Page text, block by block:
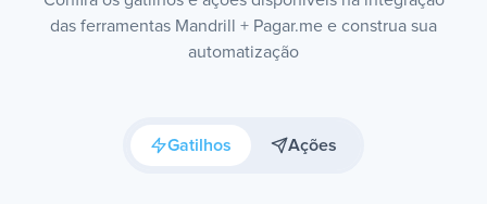
das ferramentas Mandrill + Pagar.me e construa sua
automatização
Gatilhos Ações